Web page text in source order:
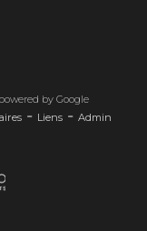
by Google
- Liens - Admin